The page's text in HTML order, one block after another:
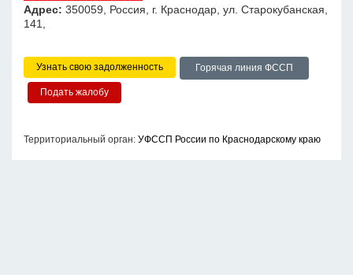
Адрес: 350059, Россия, г. Краснодар, ул. Старокубанская,
141,
Узнать свою задолженность Горячая линия ФССП
Территориальный орган: УФССП России по Краснодарскому краю